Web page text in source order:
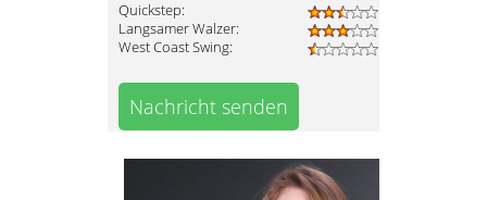
Quickstep:
Langsamer Walzer:
West Coast Swing:
Nachricht senden